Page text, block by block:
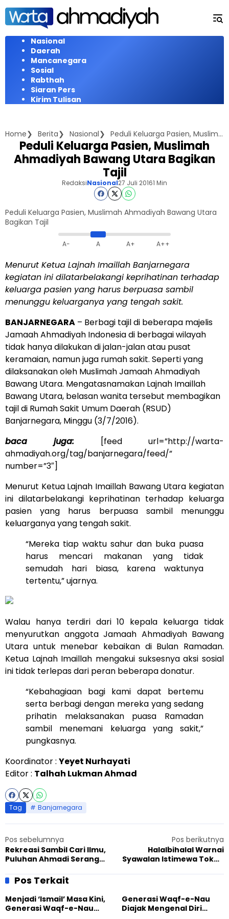
Langsung
konten
Nasional
Daerah
Mancanegara
Sosial
Rabthah
Siaran Pers
Kirim Tulisan
Home Berita Nasional Peduli Keluarga Pasien, Muslimah Ahmadiyah Bawang Utara Bagikan Tajil
Peduli Keluarga Pasien, Muslimah
Ahmadiyah Bawang Utara Bagikan
Tajil
RedaksiNasional27 Juli 20161 Min
Peduli Keluarga Pasien, Muslimah Ahmadiyah Bawang Utara
Bagikan Tajil
A- A A+ A++
Menurut Ketua Lajnah Imaillah Banjarnegara
kegiatan ini dilatarbelakangi keprihatinan terhadap
keluarga pasien yang harus berpuasa sambil
menunggu keluarganya yang tengah sakit.
BANJARNEGARA – Berbagi tajil di beberapa majelis
Jamaah Ahmadiyah Indonesia di berbagai wilayah
tidak hanya dilakukan di jalan-jalan atau pusat
keramaian, namun juga rumah sakit. Seperti yang
dilaksanakan oleh Muslimah Jamaah Ahmadiyah
Bawang Utara. Mengatasnamakan Lajnah Imaillah
Bawang Utara, belasan wanita tersebut membagikan
tajil di Rumah Sakit Umum Daerah (RSUD)
Banjarnegara, Minggu (3/7/2016).
baca juga:
[feed url=”http://warta-
ahmadiyah.org/tag/banjarnegara/feed/”
number=”3″]
Menurut Ketua Lajnah Imaillah Bawang Utara kegiatan
ini dilatarbelakangi keprihatinan terhadap keluarga
pasien yang harus berpuasa sambil menunggu
keluarganya yang tengah sakit.
“Mereka tiap waktu sahur dan buka puasa
harus mencari makanan yang tidak
semudah hari biasa, karena waktunya
tertentu,” ujarnya.
Walau hanya terdiri dari 10 kepala keluarga tidak
menyurutkan anggota Jamaah Ahmadiyah Bawang
Utara untuk menebar kebaikan di Bulan Ramadan.
Ketua Lajnah Imaillah mengakui suksesnya aksi sosial
ini tidak terlepas dari peran beberapa donatur.
“Kebahagiaan bagi kami dapat bertemu
serta berbagi dengan mereka yang sedang
prihatin melaksanakan puasa Ramadan
sambil menemani keluarga yang sakit,”
pungkasnya.
Koordinator : Yeyet Nurhayati
Editor : Talhah Lukman Ahmad
Tag Banjarnegara
Pos sebelumnya
Rekreasi Sambil Cari Ilmu,
Puluhan Ahmadi Serang
Pos berikutnya
Halalbihalal Warnai
Syawalan Istimewa Tokoh
Yogyakarta
Pos Terkait
Menjadi ‘Ismail’ Masa Kini,
Generasi Waqf-e-Nau
Generasi Waqf-e-Nau
Diajak Mengenal Diri